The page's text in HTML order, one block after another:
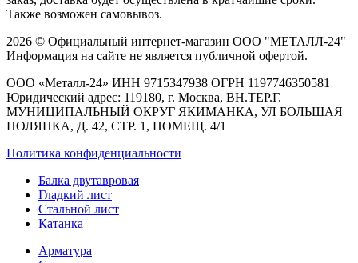
Также возможен самовывоз.
2026 © Официальный интернет-магазин ООО "МЕТАЛЛ-24"
Информация на сайте не является публичной офертой.
ООО «Металл-24» ИНН 9715347938 ОГРН 1197746350581
Юридический адрес: 119180, г. Москва, ВН.ТЕР.Г.
МУНИЦИПАЛЬНЫЙ ОКРУГ ЯКИМАНКА, УЛ БОЛЬШАЯ
ПОЛЯНКА, Д. 42, СТР. 1, ПОМЕЩ. 4/1
Политика конфиденциальности
Балка двутавровая
Гладкий лист
Стальной лист
Катанка
Арматура